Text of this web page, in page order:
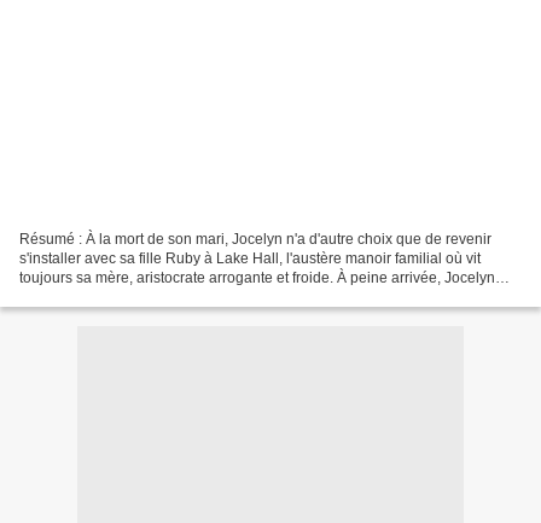
Résumé : À la mort de son mari, Jocelyn n'a d'autre choix que de revenir
s'installer avec sa fille Ruby à Lake Hall, l'austère manoir familial où vit
toujours sa mère, aristocrate arrogante et froide. À peine arrivée, Jocelyn